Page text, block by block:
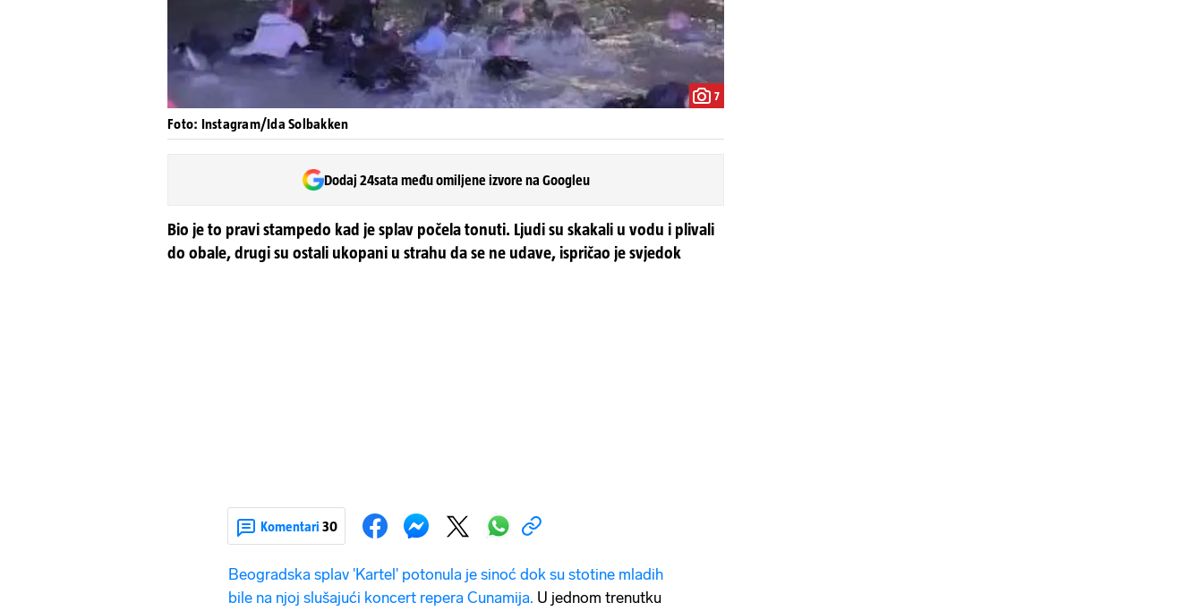
7
Foto: Instagram/Ida Solbakken
Dodaj 24sata među omiljene izvore na Googleu
Bio je to pravi stampedo kad je splav počela tonuti. Ljudi su skakali u vodu i plivali
do obale, drugi su ostali ukopani u strahu da se ne udave, ispričao je svjedok
Komentari 30
Beogradska splav 'Kartel' potonula je sinoć dok su stotine mladih
bile na njoj slušajući koncert repera Cunamija. U jednom trenutku